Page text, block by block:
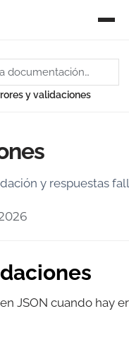
y validaciones
y respuestas
JSON cuando hay